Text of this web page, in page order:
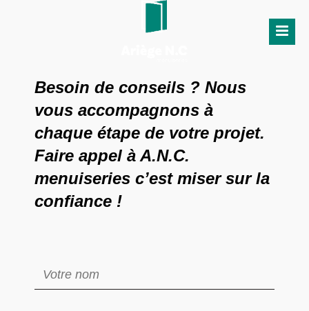
Besoin de conseils ? Nous
vous accompagnons à
chaque étape de votre projet.
Faire appel à A.N.C.
menuiseries c’est miser sur la
confiance !